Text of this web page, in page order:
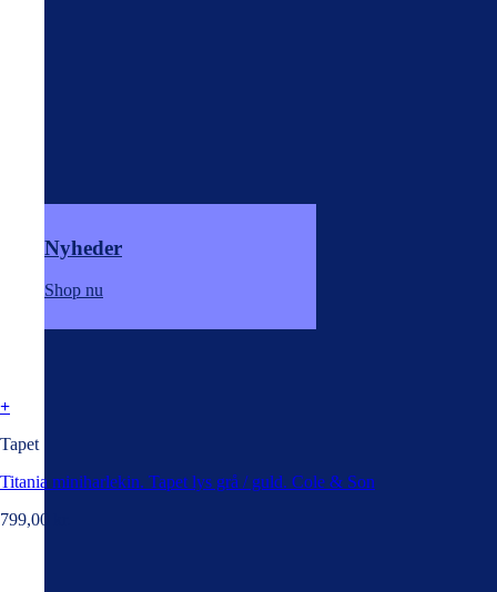
Nyheder
Shop nu
+
Tapet
Titania miniharlekin. Tapet lys grå / guld. Cole & Son
799,00